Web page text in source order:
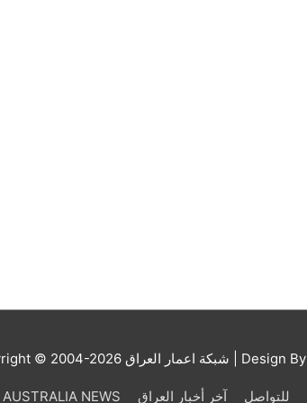
© 2004-2026 شبكة اعمار العراق | Design By
AUSTRALIA NEWS آخر أخبار العراق للتواصل